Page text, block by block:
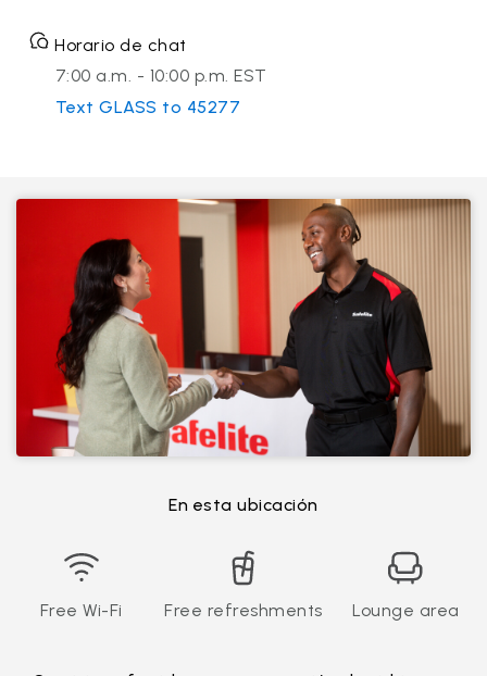
Horario de chat
7:00 a.m. - 10:00 p.m. EST
Text GLASS to 45277
En esta ubicación
Free Wi-Fi Free refreshments Lounge area